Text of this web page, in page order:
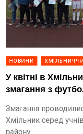
НОВИНИ
У квітні в
змагання з
Змагання
Хмільник серед
району.